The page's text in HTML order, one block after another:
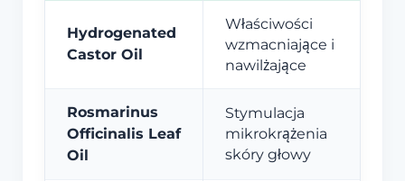
Hydrogenated
Castor Oil
Właściwości
wzmacniające i
nawilżające
Rosmarinus
Officinalis Leaf
Oil
Stymulacja
mikrokrążenia
skóry głowy